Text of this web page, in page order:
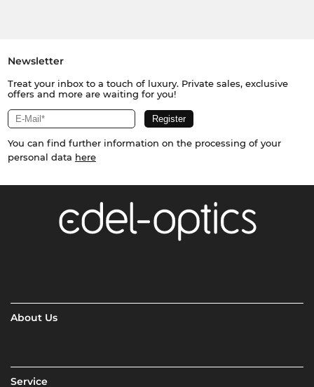
Newsletter
Treat your inbox to a touch of luxury. Private sales, exclusive
offers and more are waiting for you!
You can find further information on the processing of your
personal data here
About Us
Service